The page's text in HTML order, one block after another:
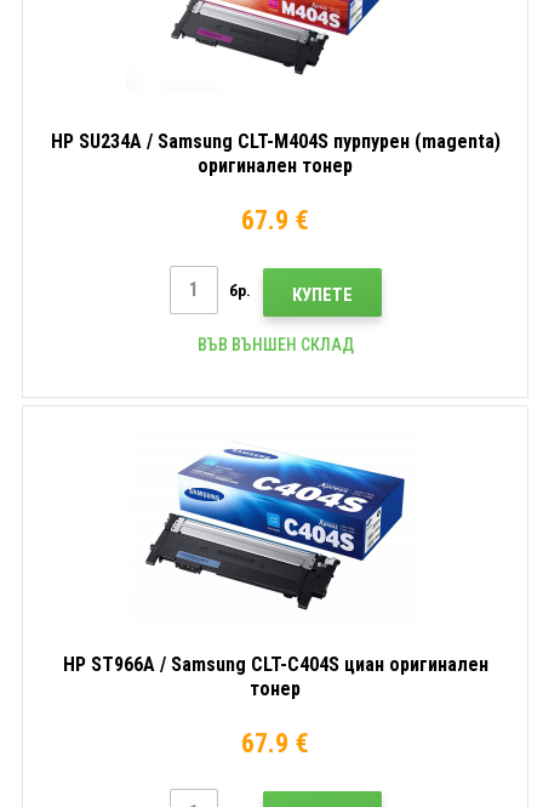
HP SU234A / Samsung CLT-M404S пурпурен (magenta)
оригинален тонер
67.9 €
бр. КУПЕТЕ
ВЪВ ВЪНШЕН СКЛАД
HP ST966A / Samsung CLT-C404S циан оригинален
тонер
67.9 €